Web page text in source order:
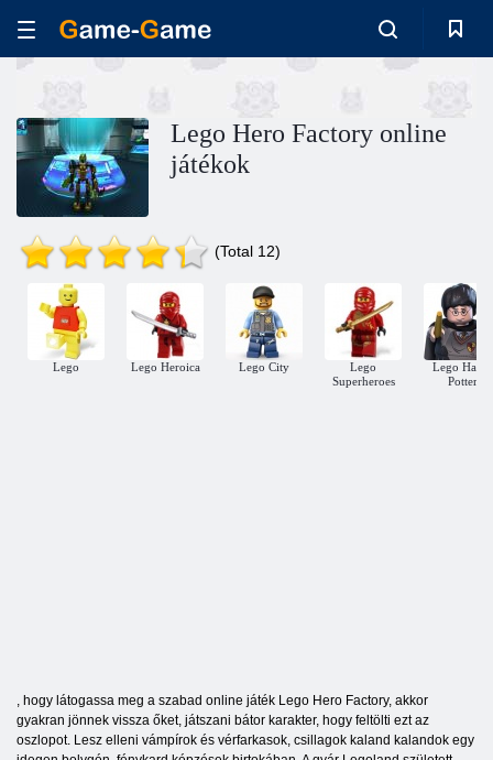
Lego Hero Factory online
játékok
(Total 12)
Lego Lego Heroica Lego City
Lego
Superheroes
Lego Harry
Potter
, hogy látogassa meg a szabad online játék Lego Hero Factory, akkor
gyakran jönnek vissza őket, játszani bátor karakter, hogy feltölti ezt az
oszlopot. Lesz elleni vámpírok és vérfarkasok, csillagok kaland kalandok egy